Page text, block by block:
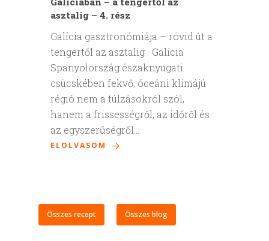
asztalig – 4. rész
Galícia gasztronómiája – rövid út a
tengertől az asztalig Galícia
Spanyolország északnyugati
csücskében fekvő, óceáni klímájú
régió nem a túlzásokról szól,
hanem a frissességről, az időről és
az egyszerűségről…
ELOLVASOM
Összes recept Összes blog